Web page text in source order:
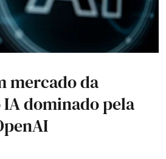
mercado da
dominado pela